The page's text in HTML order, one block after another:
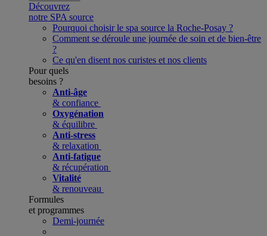
Découvrez
notre SPA source
Pourquoi choisir le spa source la Roche-Posay ?
Comment se déroule une journée de soin et de bien-être
?
Ce qu'en disent nos curistes et nos clients
Pour quels
besoins ?
Anti-âge
& confiance
Oxygénation
& équilibre
Anti-stress
& relaxation
Anti-fatigue
& récupération
Vitalité
& renouveau
Formules
et programmes
Demi-journée